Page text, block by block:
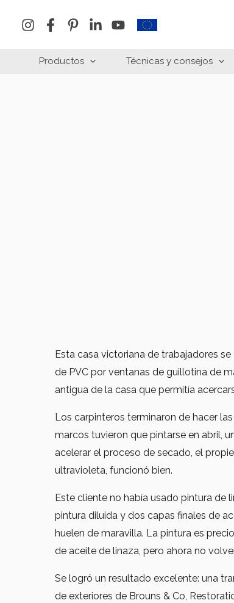
Productos Técnicas y consejos
Esta casa victoriana de trabajadores
de PVC por ventanas de guillotina de
antigua de la casa que permitía
Los carpinteros terminaron de hacer
marcos tuvieron que pintarse en abril,
acelerar el proceso de secado, el
ultravioleta, funcionó bien.
Este cliente no había usado pintura de
pintura diluida y dos capas finales de
huelen de maravilla. La pintura es
de aceite de linaza, pero ahora no
Se logró un resultado excelente: una
de exteriores de Brouns & Co,